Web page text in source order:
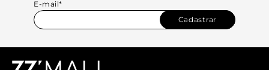
E-mail*
Cadastrar